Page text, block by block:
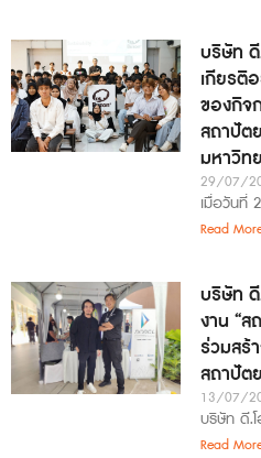
บริษัท
เกียรติ
ของกิจ
สถาปัต
มหาวิท
29/07/
เมื่อวันที่
Read
บริษัท
งาน “ส
ร่วมสร้
สถาปัต
13/07/
บริษัท ดี.
Read